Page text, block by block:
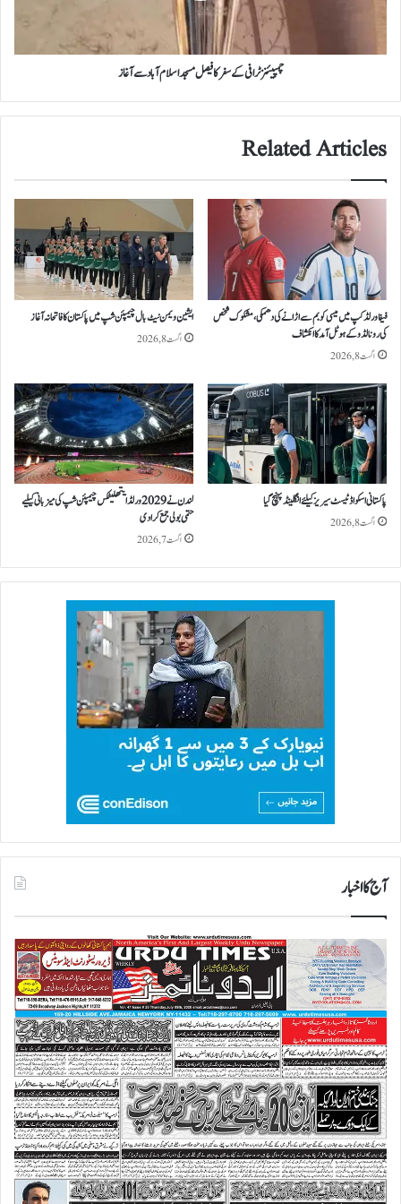
سے
چمپیئنز ٹرافی کے سفرکا فیصل مسجد اسلام آباد سے آغاز
Related Articles
فیفا ورلڈکپ میں میسی کو بم سے اڑانے کی دھمکی، مشکوک شخص
کی رونالڈو کے ہوٹل آمد کا انکشاف
اگست 8, 2026
ایشین ویمن نیٹ بال چیمپئن شپ میں پاکستان کا فاتحانہ آغاز
اگست 8, 2026
پاکستانی اسکواڈ ٹیسٹ سیریز کیلئے انگلینڈ پہنچ گیا
اگست 8, 2026
لندن نے 2029 ورلڈ ایتھلیٹکس چیمپئن شپ کی میزبانی کیلیے
حتمی بولی جمع کرا دی
اگست 7, 2026
آج کا اخبار